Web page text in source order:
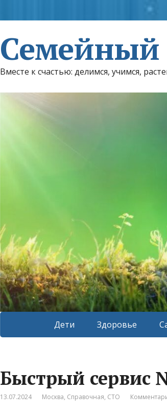
Семейный
Вместе к счастью: делимся, учимся,
Дети Здоровье
Быстрый сервис
13.07.2024 Москва, Справочная, СТО